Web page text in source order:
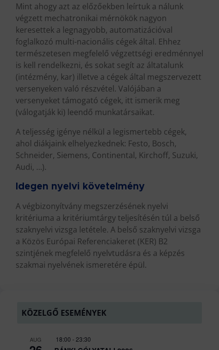
Mint ahogy azt az előzőekben leírtuk a nálunk
végzett mechatronikai mérnökök nagyon
keresettek a legnagyobb, automatizációval
foglalkozó multi-nacionális cégek által. Ehhez
természetesen megfelelő végzettségi eredménnyel
is kell rendelkezni, és sokat segít az áltatalunk
(intézmény, kar) illetve a cégek által megszervezett
versenyeken való részvétel. Valójában a
versenyeket támogató cégek, itt ismerik meg
(válogatják ki) leendő munkatársaikat.
A teljesség igénye nélkül a legismertebb cégek,
ahol diákjaink elhelyezkednek: Festo, Bosch,
Schneider, Siemens, Continental, Kirchoff, Suzuki,
Audi, …).
Idegen nyelvi követelmény
A végbizonyítvány megszerzésének nyelvi
kritériuma a kritériumtárgy teljesítésén túl a belső
szaknyelvi vizsga letétele. A belső szaknyelvi vizsga
a Közös Európai Referenciakeret (KER) B2
szintjének megfelelő nyelvtudásra és a képzés
szakmai nyelvének ismeretére épül.
KÖZELGŐ ESEMÉNYEK
AUG 18:00 - 23:30